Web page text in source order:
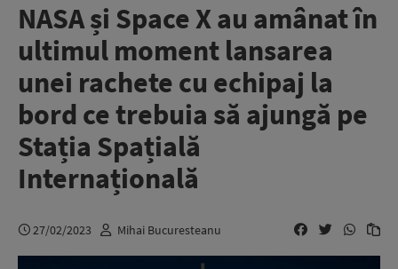
NASA și Space X au amânat în
ultimul moment lansarea
unei rachete cu echipaj la
bord ce trebuia să ajungă pe
Stația Spațială
Internațională
27/02/2023 Mihai Bucuresteanu